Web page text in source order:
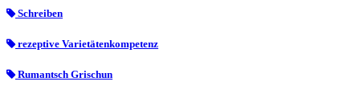
Schreiben
rezeptive Varietätenkompetenz
Rumantsch Grischun